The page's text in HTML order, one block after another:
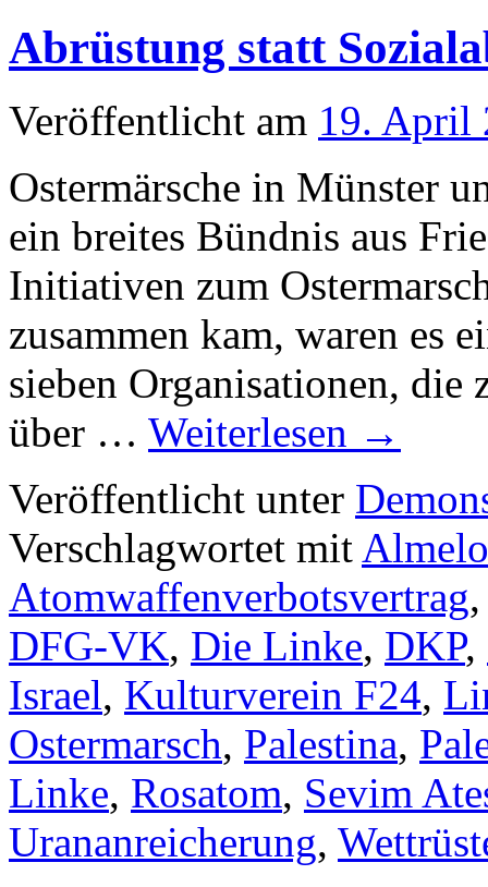
Abrüstung statt
Veröffentlicht am 19. April
Ostermärsche in Münster
ein breites Bündnis aus
Initiativen zum
zusammen kam, waren es
sieben Organisationen,
über … Weiterlesen →
Veröffentlicht unter
Verschlagwortet mit Almelo
Atomwaffenverbotsvertrag
DFG-VK, Die Linke, DKP,
Israel, Kulturverein F24,
Ostermarsch, Palestina,
Linke, Rosatom, Sevim
Urananreicherung,